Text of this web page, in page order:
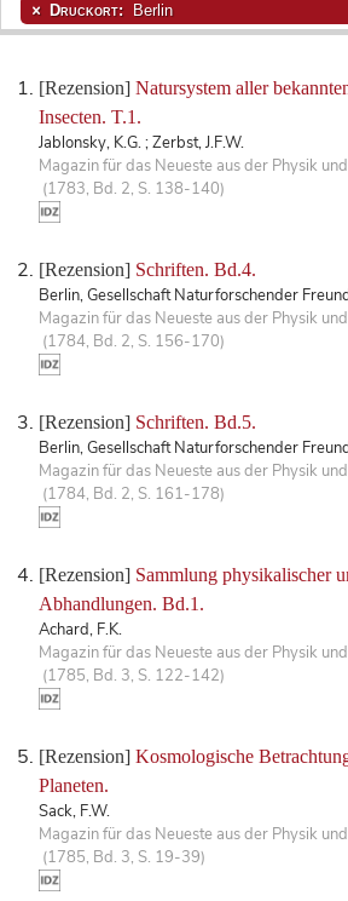
[Rezension] Natursystem aller
Insecten. T.1.
Jablonsky, K.G. ; Zerbst, J.F.W.
Magazin für das Neueste aus der Physik
(1783, Bd. 2, S. 138-140)
[Rezension] Schriften. Bd.4.
Berlin, Gesellschaft Naturforschender
Magazin für das Neueste aus der Physik
(1784, Bd. 2, S. 156-170)
[Rezension] Schriften. Bd.5.
Berlin, Gesellschaft Naturforschender
Magazin für das Neueste aus der Physik
(1784, Bd. 2, S. 161-178)
[Rezension] Sammlung physikalischer
Abhandlungen. Bd.1.
Achard, F.K.
Magazin für das Neueste aus der Physik
(1785, Bd. 3, S. 122-142)
[Rezension] Kosmologische
Planeten.
Sack, F.W.
Magazin für das Neueste aus der Physik
(1785, Bd. 3, S. 19-39)
Druckort: Berlin